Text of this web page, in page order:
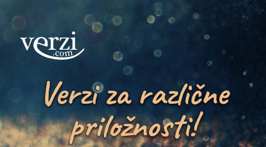
Verzi za različne
priložnosti!